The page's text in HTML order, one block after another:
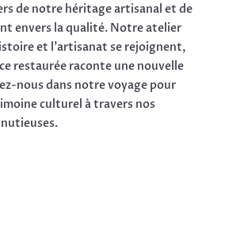
de notre héritage artisanal et de
envers la qualité. Notre atelier
et l'artisanat se rejoignent,
restaurée raconte une nouvelle
nous dans notre voyage pour
culturel à travers nos